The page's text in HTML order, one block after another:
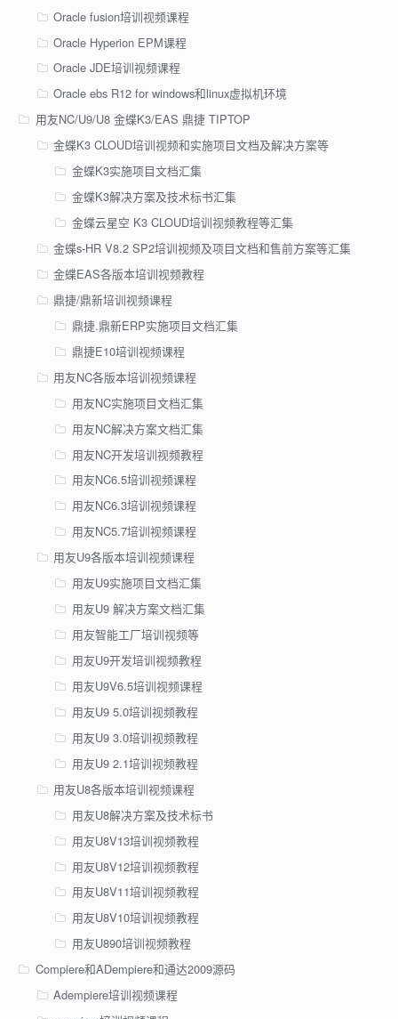
Oracle fusion培训视频课程
Oracle Hyperion EPM课程
Oracle JDE培训视频课程
Oracle ebs R12 for windows和linux虚拟机环境
用友NC/U9/U8 金蝶K3/EAS 鼎捷 TIPTOP
金蝶K3 CLOUD培训视频和实施项目文档及解决方案等
金蝶K3实施项目文档汇集
金蝶K3解决方案及技术标书汇集
金蝶云星空 K3 CLOUD培训视频教程等汇集
金蝶s-HR V8.2 SP2培训视频及项目文档和售前方案等汇集
金蝶EAS各版本培训视频教程
鼎捷/鼎新培训视频课程
鼎捷.鼎新ERP实施项目文档汇集
鼎捷E10培训视频课程
用友NC各版本培训视频课程
用友NC实施项目文档汇集
用友NC解决方案文档汇集
用友NC开发培训视频教程
用友NC6.5培训视频课程
用友NC6.3培训视频课程
用友NC5.7培训视频课程
用友U9各版本培训视频课程
用友U9实施项目文档汇集
用友U9 解决方案文档汇集
用友智能工厂培训视频等
用友U9开发培训视频教程
用友U9V6.5培训视频课程
用友U9 5.0培训视频教程
用友U9 3.0培训视频教程
用友U9 2.1培训视频教程
用友U8各版本培训视频课程
用友U8解决方案及技术标书
用友U8V13培训视频教程
用友U8V12培训视频教程
用友U8V11培训视频教程
用友U8V10培训视频教程
用友U890培训视频教程
Compiere和ADempiere和通达2009源码
Adempiere培训视频课程